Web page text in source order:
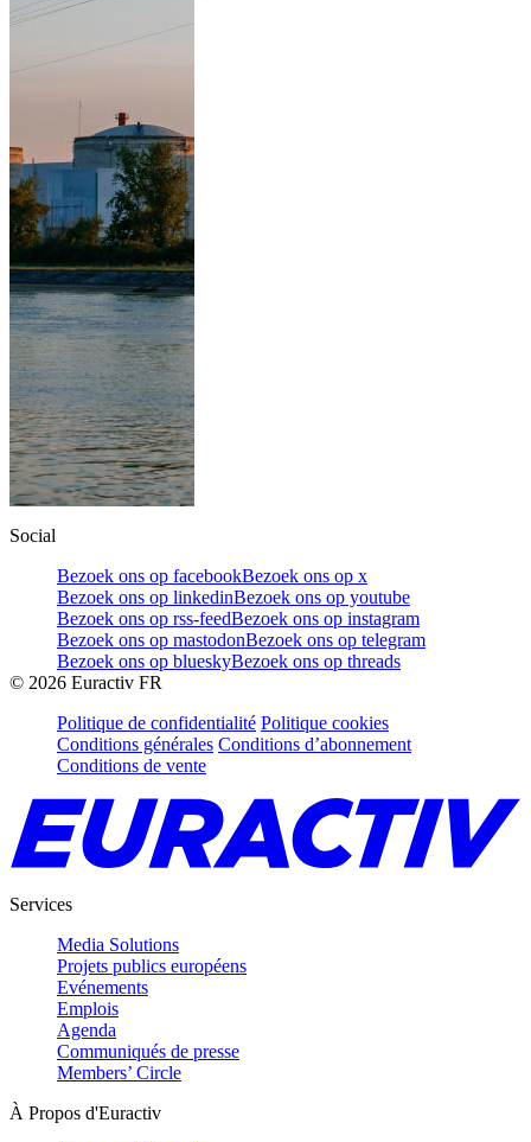
Social
Bezoek ons op facebookBezoek ons op x
Bezoek ons op linkedinBezoek ons op youtube
Bezoek ons op rss-feedBezoek ons op instagram
Bezoek ons op mastodonBezoek ons op telegram
Bezoek ons op blueskyBezoek ons op threads
© 2026 Euractiv FR
Politique de confidentialité Politique cookies
Conditions générales Conditions d’abonnement
Conditions de vente
Services
Media Solutions
Projets publics européens
Evénements
Emplois
Agenda
Communiqués de presse
Members’ Circle
À Propos d'Euractiv